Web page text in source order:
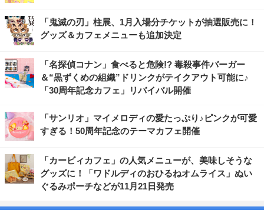
「鬼滅の刃」柱展、1月入場分チケットが抽選販売に！
グッズ＆カフェメニューも追加決定
「名探偵コナン」食べると危険!? 毒殺事件バーガー
＆“黒ずくめの組織”ドリンクがテイクアウト可能に♪
「30周年記念カフェ」リバイバル開催
「サンリオ」マイメロディの愛たっぷり♪ピンクが可愛
すぎる！50周年記念のテーマカフェ開催
「カービィカフェ」の人気メニューが、美味しそうな
グッズに！「ワドルディのおひるねオムライス」ぬい
ぐるみポーチなどが11月21日発売